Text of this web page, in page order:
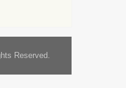
Reserved.